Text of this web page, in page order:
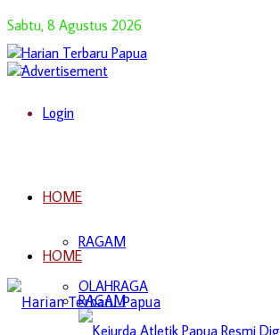
Sabtu, 8 Agustus 2026
Login
HOME
RAGAM
OLAHRAGA
HOME
RAGAM